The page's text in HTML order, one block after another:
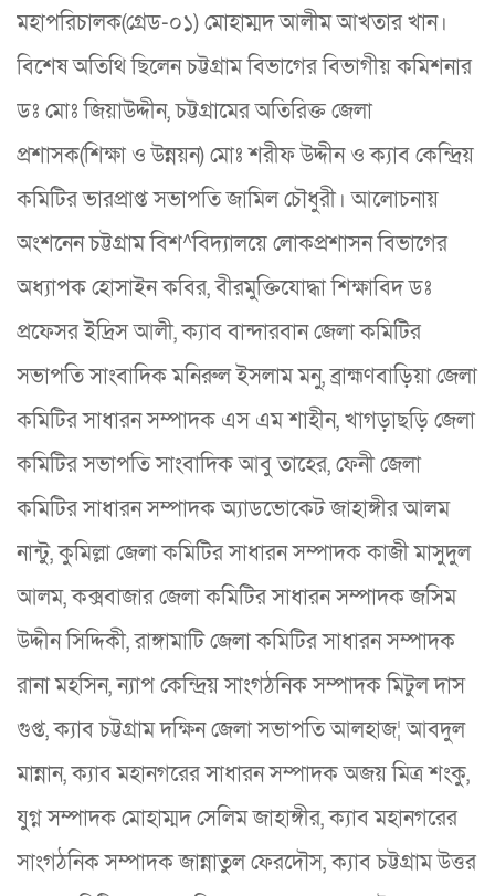
মহাপরিচালক(গ্রেড-০১) মোহাম্মদ আলীম আখতার খান।
বিশেষ অতিথি ছিলেন চট্টগ্রাম বিভাগের বিভাগীয় কমিশনার
ডঃ মোঃ জিয়াউদ্দীন, চট্টগ্রামের অতিরিক্ত জেলা
প্রশাসক(শিক্ষা ও উন্নয়ন) মোঃ শরীফ উদ্দীন ও ক্যাব কেন্দ্রিয়
কমিটির ভারপ্রাপ্ত সভাপতি জামিল চৌধুরী। আলোচনায়
অংশনেন চট্টগ্রাম বিশ^বিদ্যালয়ে লোকপ্রশাসন বিভাগের
অধ্যাপক হোসাইন কবির, বীরমুক্তিযোদ্ধা শিক্ষাবিদ ডঃ
প্রফেসর ইদ্রিস আলী, ক্যাব বান্দারবান জেলা কমিটির
সভাপতি সাংবাদিক মনিরুল ইসলাম মনু, ব্রাহ্মণবাড়িয়া জেলা
কমিটির সাধারন সম্পাদক এস এম শাহীন, খাগড়াছড়ি জেলা
কমিটির সভাপতি সাংবাদিক আবু তাহের, ফেনী জেলা
কমিটির সাধারন সম্পাদক অ্যাডভোকেট জাহাঙ্গীর আলম
নান্টু, কুমিল্লা জেলা কমিটির সাধারন সম্পাদক কাজী মাসুদুল
আলম, কক্সবাজার জেলা কমিটির সাধারন সম্পাদক জসিম
উদ্দীন সিদ্দিকী, রাঙ্গামাটি জেলা কমিটির সাধারন সম্পাদক
রানা মহসিন, ন্যাপ কেন্দ্রিয় সাংগঠনিক সম্পাদক মিটুল দাস
গুপ্ত, ক্যাব চট্টগ্রাম দক্ষিন জেলা সভাপতি আলহাজ¦ আবদুল
মান্নান, ক্যাব মহানগরের সাধারন সম্পাদক অজয় মিত্র শংকু,
যুগ্ন সম্পাদক মোহাম্মদ সেলিম জাহাঙ্গীর, ক্যাব মহানগরের
সাংগঠনিক সম্পাদক জান্নাতুল ফেরদৌস, ক্যাব চট্টগ্রাম উত্তর